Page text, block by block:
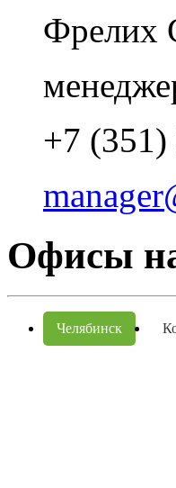
Фрелих
+7
Офисы
Челябинск